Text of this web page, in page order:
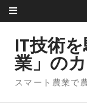
Skip to content
IT技術
業」の
スマート農業で